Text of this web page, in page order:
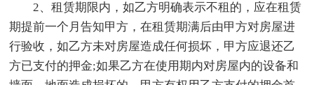
2、租赁期限内，如乙方明确表示不租的，应在租赁
期提前一个月告知甲方，在租赁期满后由甲方对房屋进
行验收，如乙方未对房屋造成任何损坏，甲方应退还乙
方已支付的押金;如果乙方在使用期内对房屋内的设备和